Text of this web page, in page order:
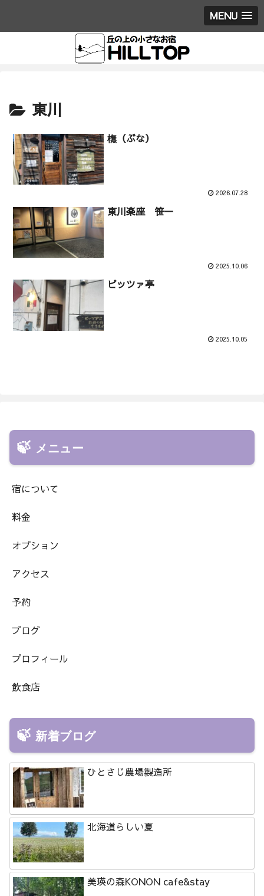
MENU
東川
橅（ぶな）
2026.07.28
東川楽座 笹一
2025.10.06
ピッツァ亭
2025.10.05
メニュー
宿について
料金
オプション
アクセス
予約
ブログ
プロフィール
飲食店
新着ブログ
ひとさじ農場製造所
北海道らしい夏
美瑛の森KONON cafe&stay